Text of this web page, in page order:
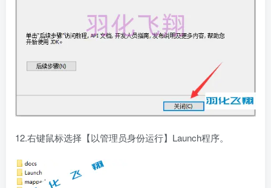
12.右键鼠标选择【以管理员身份运行】Launch程序。